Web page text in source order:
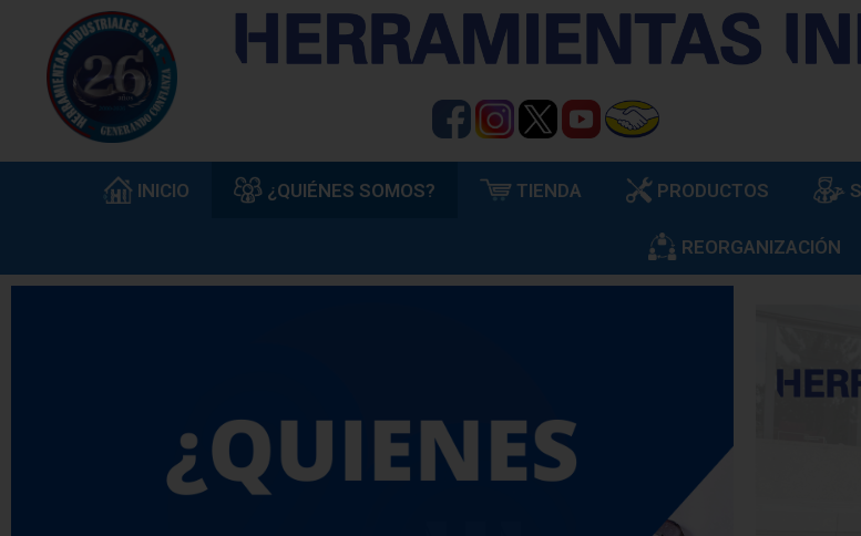
INICIO ¿QUIÉNES SOMOS? TIENDA PRODUCTOS
REORGANIZACIÓN
En Herramientas Industriales SAS. Trabajamos con asesoría,
cumplimiento y servicio técnico, aspectos que han caracterizado
para poseer una experiencia amplia de comercialización y